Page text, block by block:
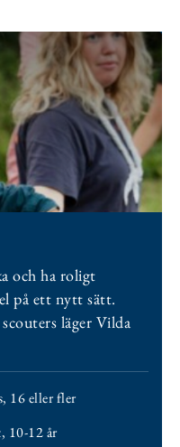
och ha roligt
på ett nytt sätt.
läger Vilda
, 16 eller fler
, 10-12 år